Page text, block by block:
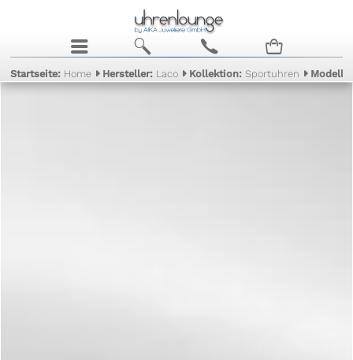
j b c n
Startseite: Home Hersteller: Laco Kollektion:Sportuhren Modell: